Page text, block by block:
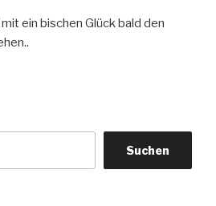
ein bischen Glück bald den
Suchen